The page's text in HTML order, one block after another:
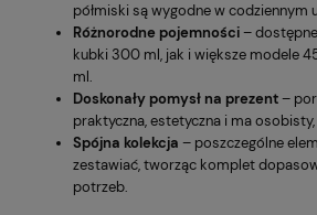
półmiski są wygodne w codziennym
Różnorodne pojemności–
kubki 300 ml, jak i większe modele
ml.
Doskonały pomysł na prezent–
praktyczna, estetyczna i ma
Spójna kolekcja – poszczególne
zestawiać, tworząc komplet
potrzeb.